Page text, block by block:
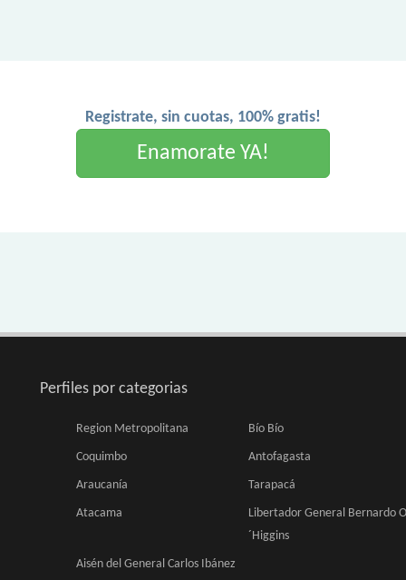
Registrate, sin cuotas, 100% gratis!
Enamorate YA!
Perfiles por categorias
Region Metropolitana Bío Bío
Coquimbo Antofagasta
Araucanía Tarapacá
Atacama
Libertador General Bernardo O
´Higgins
Aisén del General Carlos Ibánez